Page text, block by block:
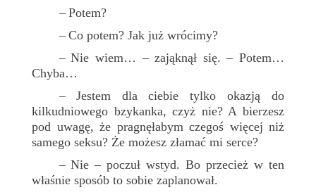
– Potem?
– Co potem? Jak już wrócimy?
–Nie wiem… – zająknął się. – Potem…
Chyba…
– Jestem dla ciebie tylko okazją do
kilkudniowego bzykanka, czyż nie? A bierzesz
pod uwagę, że pragnęłabym czegoś więcej niż
samego seksu? Że możesz złamać mi serce?
– Nie – poczuł wstyd. Bo przecież w ten
właśnie sposób to sobie zaplanował.